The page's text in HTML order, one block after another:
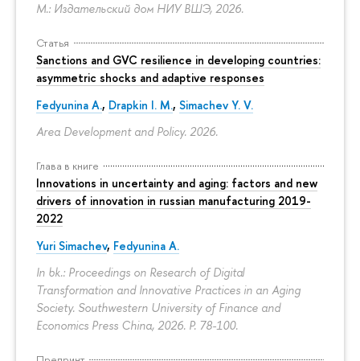
М.: Издательский дом НИУ ВШЭ, 2026.
Статья
Sanctions and GVC resilience in developing countries:
asymmetric shocks and adaptive responses
Fedyunina A., Drapkin I. M., Simachev Y. V.
Area Development and Policy. 2026.
Глава в книге
Innovations in uncertainty and aging: factors and new
drivers of innovation in russian manufacturing 2019-
2022
Yuri Simachev, Fedyunina A.
In bk.: Proceedings on Research of Digital
Transformation and Innovative Practices in an Aging
Society. Southwestern University of Finance and
Economics Press China, 2026. P. 78-100.